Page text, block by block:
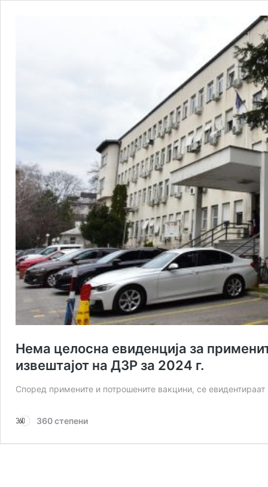
Нема целосна евиденција за
извештајот на ДЗР за 2024 г.
Според примените и потрошените вакцини, се
360 степени